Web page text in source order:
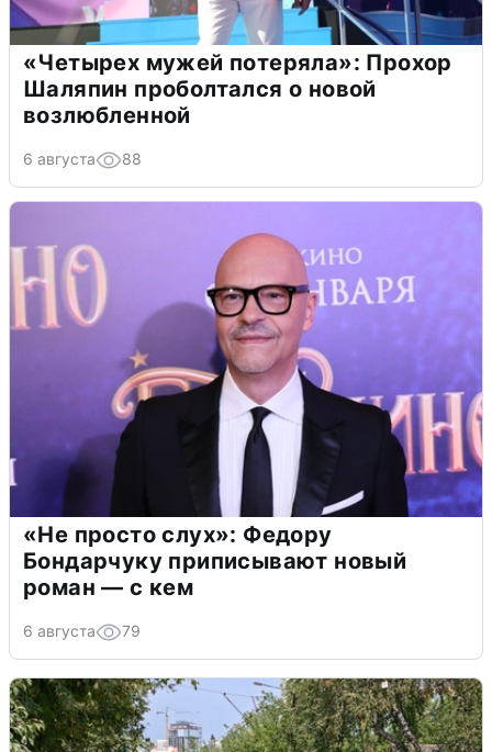
«Четырех мужей потеряла»: Прохор
Шаляпин проболтался о новой
возлюбленной
6 августа 88
«Не просто слух»: Федору
Бондарчуку приписывают новый
роман — с кем
6 августа 79